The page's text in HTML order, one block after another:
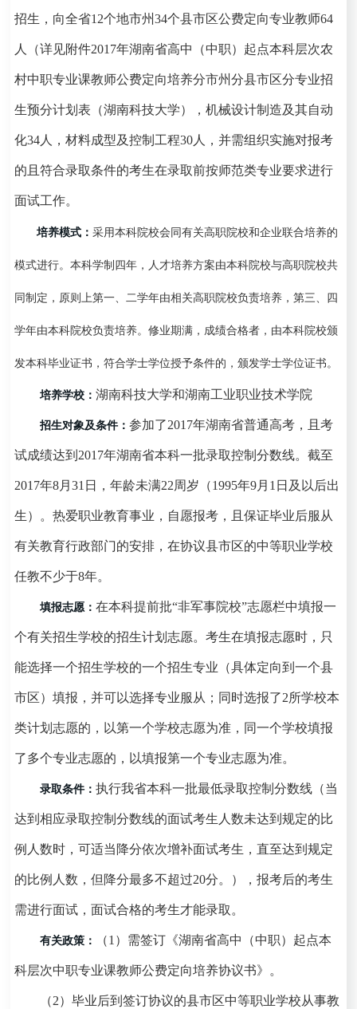
招生，向全省12个地市州34个县市区公费定向专业教师64
人（详见附件2017年湖南省高中（中职）起点本科层次农
村中职专业课教师公费定向培养分市州分县市区分专业招
生预分计划表（湖南科技大学），机械设计制造及其自动
化34 人，材料成型及控制工程30 人，并需组织实施对报考
的且符合录取条件的考生在录取前按师范类专业要求进行
面试工作。
培养模式 ：采用本科院校会同有关高职院校和企业联合培养的
模式进行。本科学制四年，人才培养方案由本科院校与高职院校共
同制定，原则上第一、二学年由相关高职院校负责培养，第三、四
学年由本科院校负责培养。修业期满，成绩合格者，由本科院校颁
发本科毕业证书，符合学士学位授予条件的，颁发学士学位证书。
培养学校：湖南科技大学和湖南工业职业技术学院
招生对象及条件 ：参加了2017年湖南省普通高考，且考
试成绩达到 2017年湖南省本科一批录取控制分数线。截至
201 7年8月31 日，年龄未满22周岁（1995年9月 1 日及以后出
生）。热爱职业教育事业，自愿报考，且保证毕业后服从
有关教育行政部门的安排，在协议县市区的中等职业学校
任教不少于8年。
填报志愿 ：在本科提前批“非军事院校”志愿栏中填报一
个有关招生学校的招生计划志愿。考生在填报志愿时，只
能选择一个招生学校的一个招生专业（具体定向到一个县
市区）填报，并可以选择专业服从； 同时选报了2所学校本
类计划志愿的，以第一个学校志愿为准，同一个学校填报
了多个专业志愿的，以填报第一个专业志愿为准。
录取条件：执行我省本科一批最低录取控制分数线（当
达到相应录取控制分数线的面试考生人数未达到规定的比
例人数时，可适当降分依次增补面试考生，直至达到规定
的比例人数，但降分最多不超过20分。），报考后的考生
需进行面试，面试合格的考生才能录取。
有关政策： （1 ） 需签订《湖南省高中（中职）起点本
科层次中职专业课教师公费定向培养协议书》。
（2）毕业后到签订协议的县市区中等职业学校从事教